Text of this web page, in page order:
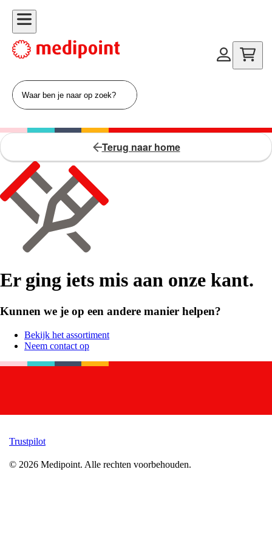
Terug naar home
Er ging iets mis aan onze kant.
Kunnen we je op een andere manier helpen?
Bekijk het assortiment
Neem contact op
Trustpilot
© 2026 Medipoint. Alle rechten voorbehouden.